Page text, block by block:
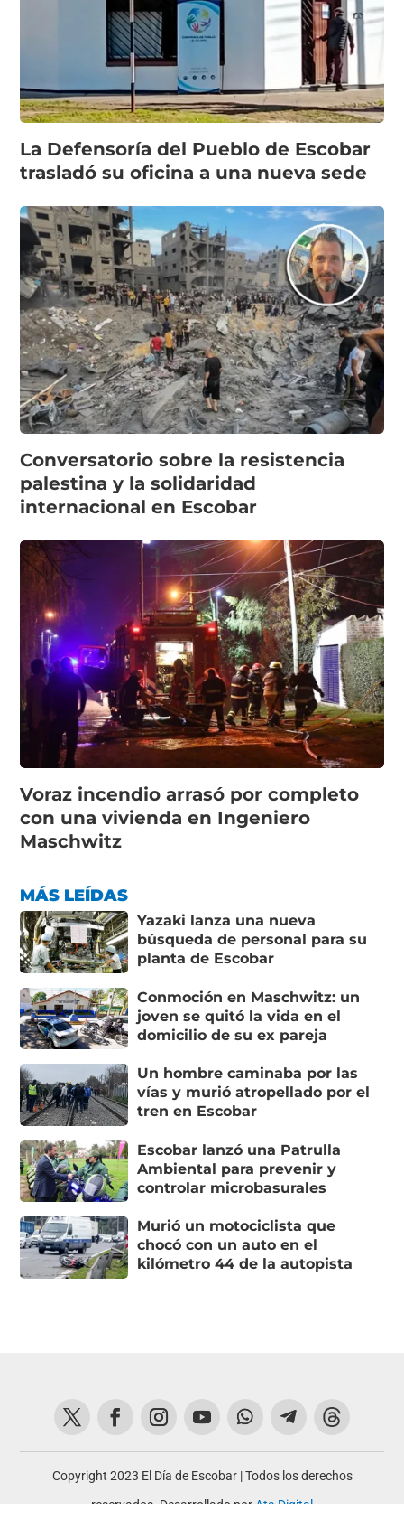
La Defensoría del Pueblo de Escobar
trasladó su oficina a una nueva sede
Conversatorio sobre la resistencia
palestina y la solidaridad
internacional en Escobar
Voraz incendio arrasó por completo
con una vivienda en Ingeniero
Maschwitz
MÁS LEÍDAS
Yazaki lanza una nueva
búsqueda de personal para su
planta de Escobar
Conmoción en Maschwitz: un
joven se quitó la vida en el
domicilio de su ex pareja
Un hombre caminaba por las
vías y murió atropellado por el
tren en Escobar
Escobar lanzó una Patrulla
Ambiental para prevenir y
controlar microbasurales
Murió un motociclista que
chocó con un auto en el
kilómetro 44 de la autopista
Copyright 2023 El Día de Escobar | Todos los derechos
reservados. Desarrollado por Ata Digital